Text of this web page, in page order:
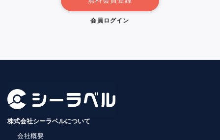
会員ログイン
株式会社シーラベルについて
会社概要